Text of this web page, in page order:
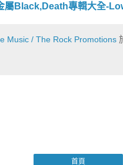
屬Black,Death專輯大全-
Music / The Rock Promotions
首頁